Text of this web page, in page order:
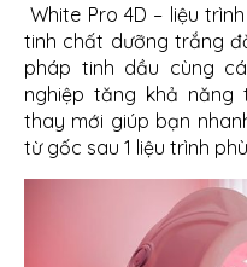
White Pro 4D – liệu
tinh chất dưỡng trắng
pháp tinh dầu cùng
nghiệp tăng khả năng
thay mới giúp bạn
từ gốc sau 1 liệu trình